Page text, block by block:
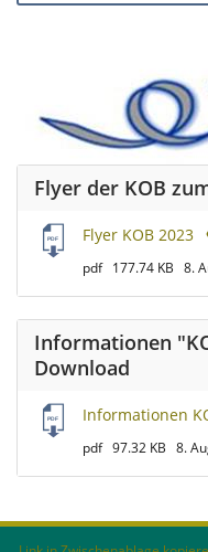
Flyer der KOB
Flyer KOB 2023
pdf 177.74 KB 8.
Informationen
Download
Informationen
pdf 97.32 KB 8.